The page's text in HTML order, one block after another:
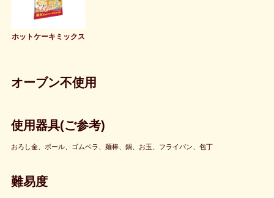
ホットケーキミックス
オーブン不使用
使用器具(ご参考)
おろし金、ボール、ゴムベラ、麺棒、鍋、お玉、フライパン、包丁
難易度